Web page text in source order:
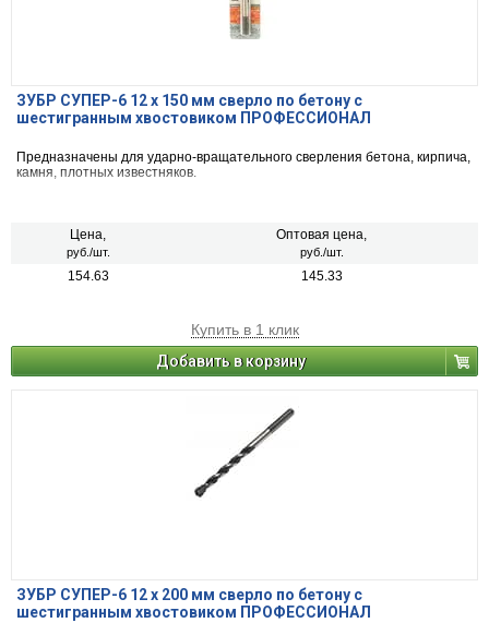
ЗУБР СУПЕР-6 12 x 150 мм сверло по бетону с
шестигранным хвостовиком ПРОФЕССИОНАЛ
Предназначены для ударно-вращательного сверления бетона, кирпича,
камня, плотных известняков.
Цена,
руб./шт.
Оптовая цена,
руб./шт.
154.63 145.33
Купить в 1 клик
Добавить в корзину
ЗУБР СУПЕР-6 12 x 200 мм сверло по бетону с
шестигранным хвостовиком ПРОФЕССИОНАЛ